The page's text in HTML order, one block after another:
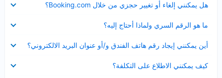
هل يمكنني إلغاء أو تغيير حجزي من خلال Booking.com؟
مصغر
ما هو الرقم السري ولماذا أحتاج إليه؟
مصغر
أين يمكنني إيجاد رقم هاتف الفندق و/أو عنوان البريد الالكتروني؟
عرض
مصغر
كيف يمكنني الاطلاع على التكلفة؟
مصغر